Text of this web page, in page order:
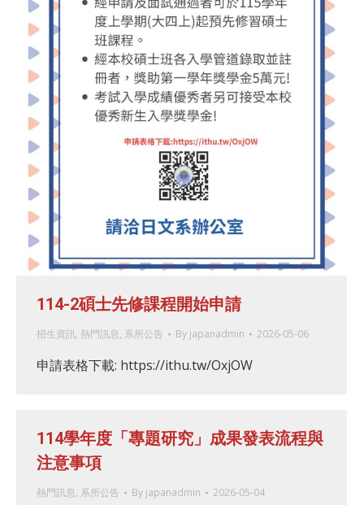
114-2碩士先修課程開始申請
招生資訊, 熱門訊息, 系所公告 By japanadmin 2026-05-06
申請表格下載: https://ithu.tw/OxjOW
114學年度「專題研究」成果發表流程與
注意事項
熱門訊息, 系所公告 By japanadmin 2026-05-04